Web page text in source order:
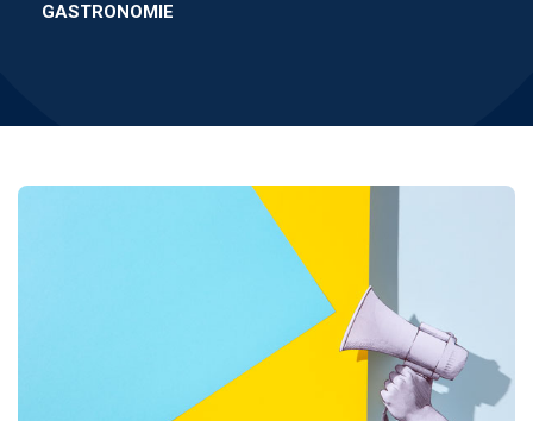
GASTRONOMIE